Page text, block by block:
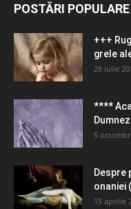
POSTĂRI POPULARE
+++
grele
28 iulie
****
5
Despre
onaniei
15 aprilie